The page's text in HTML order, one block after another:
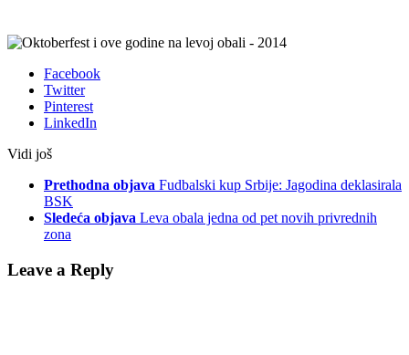
Facebook
Twitter
Pinterest
LinkedIn
Vidi još
Prethodna objava Fudbalski kup Srbije: Jagodina deklasirala
BSK
Sledeća objava Leva obala jedna od pet novih privrednih
zona
Leave a Reply